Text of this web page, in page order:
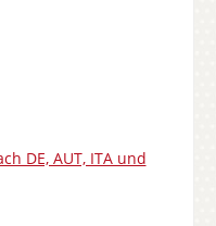
DE, AUT, ITA und